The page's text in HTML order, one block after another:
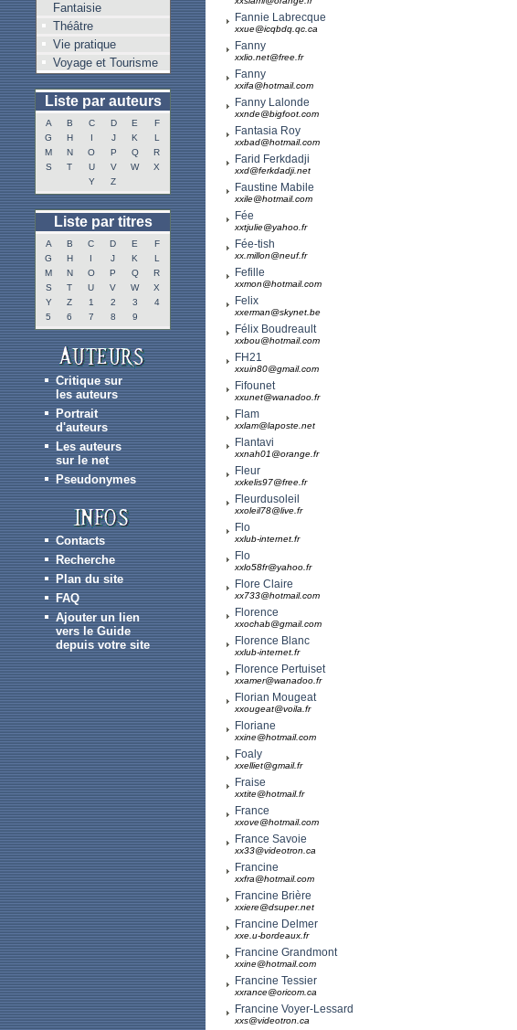
Fantaisie
Théâtre
Vie pratique
Voyage et Tourisme
Liste par auteurs
A B C D E
F
G
H I J K
L
M
N O P Q
R
S
T U V W
X
Y
Z
Liste par titres
A B C D E
F
G
H I J K
L
M
N O P Q
R
S
T U V W
X
Y
Z 1 2 3
4
5
6 7 8 9
Critique sur
les auteurs
Portrait
d'auteurs
Les auteurs
sur le net
Pseudonymes
Contacts
Recherche
Plan du site
FAQ
Ajouter un lien
vers le Guide
depuis votre site
Fannie Labrecque
xxue@icqbdq.qc.ca
Fanny
xxlio.net@free.fr
Fanny
xxifa@hotmail.com
Fanny Lalonde
xxnde@bigfoot.com
Fantasia Roy
xxbad@hotmail.com
Farid Ferkdadji
xxd@ferkdadji.net
Faustine Mabile
xxile@hotmail.com
Fée
xxtjulie@yahoo.fr
Fée-tish
xx.millon@neuf.fr
Fefille
xxmon@hotmail.com
Felix
xxerman@skynet.be
Félix Boudreault
xxbou@hotmail.com
FH21
xxuin80@gmail.com
Fifounet
xxunet@wanadoo.fr
Flam
xxlam@laposte.net
Flantavi
xxnah01@orange.fr
Fleur
xxkelis97@free.fr
Fleurdusoleil
xxoleil78@live.fr
Flo
xxlub-internet.fr
Flo
xxlo58fr@yahoo.fr
Flore Claire
xx733@hotmail.com
Florence
xxochab@gmail.com
Florence Blanc
xxlub-internet.fr
Florence Pertuiset
xxamer@wanadoo.fr
Florian Mougeat
xxougeat@voila.fr
Floriane
xxine@hotmail.com
Foaly
xxelliet@gmail.fr
Fraise
xxtite@hotmail.fr
France
xxove@hotmail.com
France Savoie
xx33@videotron.ca
Francine
xxfra@hotmail.com
Francine Brière
xxiere@dsuper.net
Francine Delmer
xxe.u-bordeaux.fr
Francine Grandmont
xxine@hotmail.com
Francine Tessier
xxrance@oricom.ca
Francine Voyer-Lessard
xxs@videotron.ca